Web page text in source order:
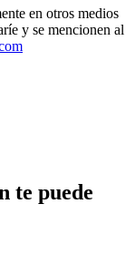
en otros medios
y se mencionen al
te puede